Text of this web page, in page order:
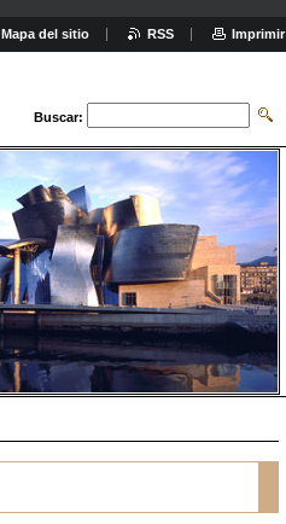
Buscar:
Mapa del sitio RSS Imprimir